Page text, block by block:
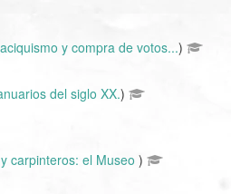
y compra de votos...)
del siglo XX.)
carpinteros: el Museo)